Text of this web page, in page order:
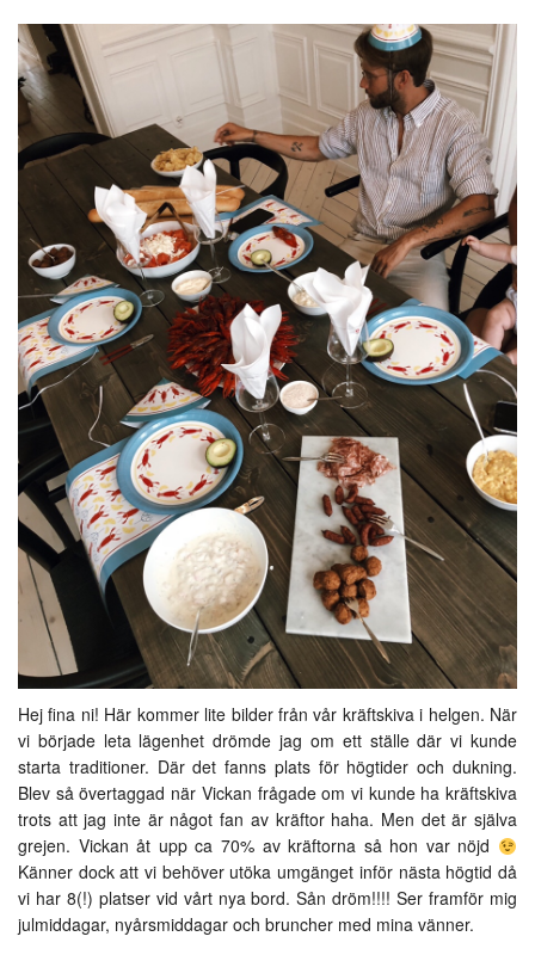
Hej fina ni! Här kommer lite bilder från vår kräftskiva i helgen. När
vi började leta lägenhet drömde jag om ett ställe där vi kunde
starta traditioner. Där det fanns plats för högtider och dukning.
Blev så övertaggad när Vickan frågade om vi kunde ha kräftskiva
trots att jag inte är något fan av kräftor haha. Men det är själva
grejen. Vickan åt upp ca 70% av kräftorna så hon var nöjd
Känner dock att vi behöver utöka umgänget inför nästa högtid då
vi har 8(!) platser vid vårt nya bord. Sån dröm!!!! Ser framför mig
julmiddagar, nyårsmiddagar och bruncher med mina vänner.